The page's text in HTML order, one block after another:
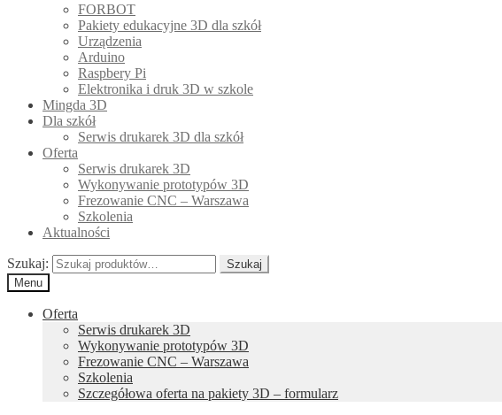
FORBOT
Pakiety edukacyjne 3D dla szkół
Urządzenia
Arduino
Raspbery Pi
Elektronika i druk 3D w szkole
Mingda 3D
Dla szkół
Serwis drukarek 3D dla szkół
Oferta
Serwis drukarek 3D
Wykonywanie prototypów 3D
Frezowanie CNC – Warszawa
Szkolenia
Aktualności
Szukaj:
Szukaj
Menu
Oferta
Serwis drukarek 3D
Wykonywanie prototypów 3D
Frezowanie CNC – Warszawa
Szkolenia
Szczegółowa oferta na pakiety 3D – formularz